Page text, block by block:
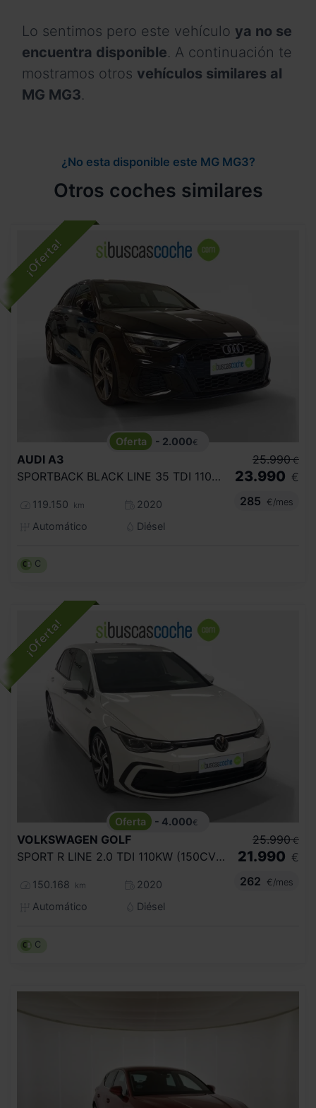
Lo sentimos pero este vehículo ya no se
encuentra disponible. A continuación te
mostramos otros vehículos similares al
MG MG3.
¿No esta disponible este MG MG3?
Otros coches similares
- 2.000€
AUDI A3
SPORTBACK BLACK LINE 35 TDI 110KW S TRON
119.150 km
2020
Automático
Diésel
25.990 €
23.990 €
285
€/mes
C
- 4.000€
VOLKSWAGEN GOLF
SPORT R LINE 2.0 TDI 110KW (150CV) DSG
150.168 km
2020
Automático
Diésel
25.990 €
21.990 €
262
€/mes
C